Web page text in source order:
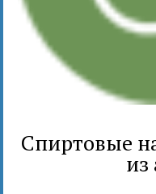
Спиртовые
из